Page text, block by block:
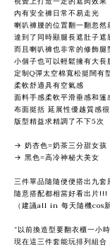
內有安全褲日常不易走光
喇叭褲腰的位置翻一翻忽然
達到了同時顯腿長遮肚子遮
而且喇叭褲也非常的修飾
小個子也可以輕鬆擁有大長
定制Q彈太空棉寬松挺闊有
柔軟舒適具有空氣感
面料手感柔軟平滑垂感和
布面挺括 延展性優越質感
版型精益求精調了不下5次
→ 奶杏色=奶茶三分甜女孩
→ 黑色=高冷神秘大美女
三件單品隨隨便便搭出九套
隨意搭配都相當好看出片!!!
（建議all in 每天隨機cos
“以前換造型要翻衣櫃一小時
現在這三件套能玩排列組合